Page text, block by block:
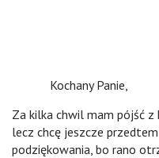
Kochany Panie,
Za kilka chwil mam pójść
lecz chcę jeszcze
podziękowania, bo rano